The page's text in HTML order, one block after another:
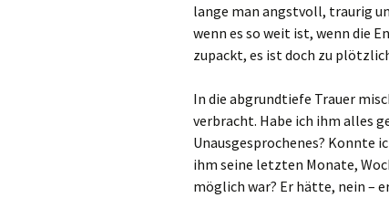
lange man angstvoll, traurig
wenn es so weit ist, wenn die
zupackt, es ist doch zu
In die abgrundtiefe Trauer
verbracht. Habe ich ihm alles
Unausgesprochenes? Konnte
ihm seine letzten Monate,
möglich war? Er hätte, nein –